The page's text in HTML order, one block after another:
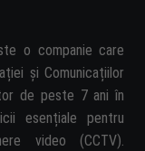
o companie care
și Comunicațiilor
de peste 7 ani în
esențiale pentru
video (CCTV).